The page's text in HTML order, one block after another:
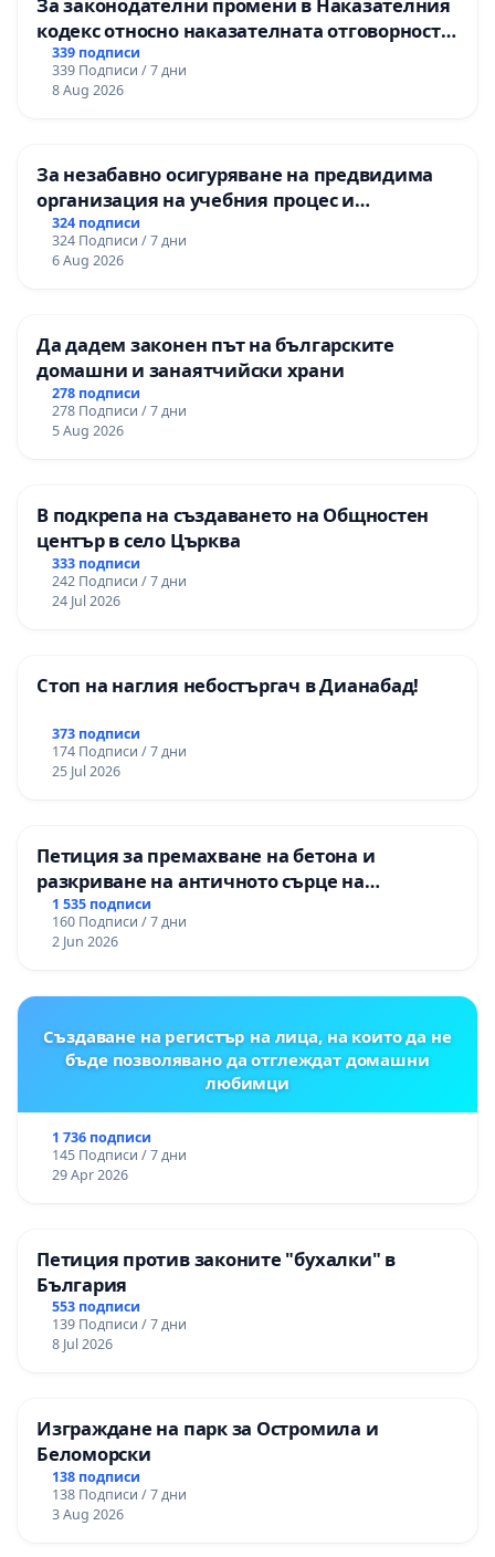
кодекс относно наказателната отговорност
на непълнолетните при особено тежки
умишлени престъпления
339 подписи
339 Подписи / 7 дни
8 Aug 2026
За незабавно осигуряване на предвидима
организация на учебния процес и
гарантиране на правото на равнопоставено
и качествено образование на учениците от
ОУ „Княз Александър I“ и Хуманитарна
324 подписи
324 Подписи / 7 дни
6 Aug 2026
Да дадем законен път на българските
домашни и занаятчийски храни
278 подписи
278 Подписи / 7 дни
5 Aug 2026
В подкрепа на създаването на Общностен
център в село Църква
333 подписи
242 Подписи / 7 дни
24 Jul 2026
Стоп на наглия небостъргач в Дианабад!
373 подписи
174 Подписи / 7 дни
25 Jul 2026
Петиция за премахване на бетона и
разкриване на античното сърце на
Могиланската могила във Враца
1 535 подписи
160 Подписи / 7 дни
2 Jun 2026
Създаване на регистър на лица, на които да не
бъде позволявано да отглеждат домашни
любимци
1 736 подписи
145 Подписи / 7 дни
29 Apr 2026
Петиция против законите "бухалки" в
България
553 подписи
139 Подписи / 7 дни
8 Jul 2026
Изграждане на парк за Остромила и
Беломорски
138 подписи
138 Подписи / 7 дни
3 Aug 2026